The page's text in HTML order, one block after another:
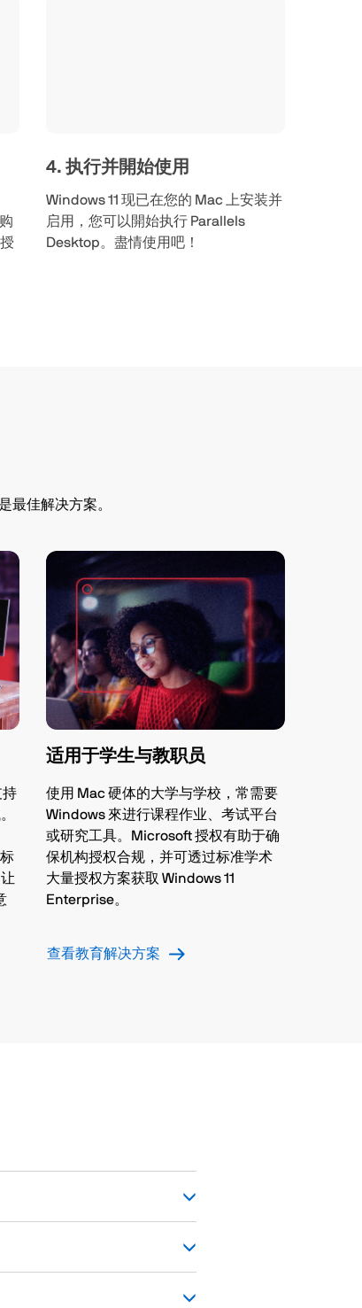
4. 执行并開始使用
Windows 11 现已在您的 Mac 上安装并
启用，您可以開始执行 Parallels
Desktop。盡情使用吧！
最佳解决方案。
持
适用于学生与教职员
使用 Mac 硬体的大学与学校，常需要
Windows 來进行课程作业、考试平台
或研究工具。Microsoft 授权有助于确
保机构授权合规，并可透过标准学术
大量授权方案获取 Windows 11
Enterprise。
查看教育解决方案